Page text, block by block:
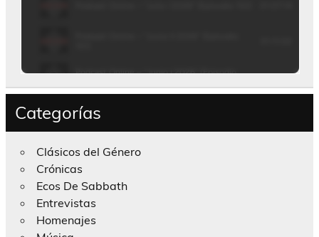
Categorías
Clásicos del Género
Crónicas
Ecos De Sabbath
Entrevistas
Homenajes